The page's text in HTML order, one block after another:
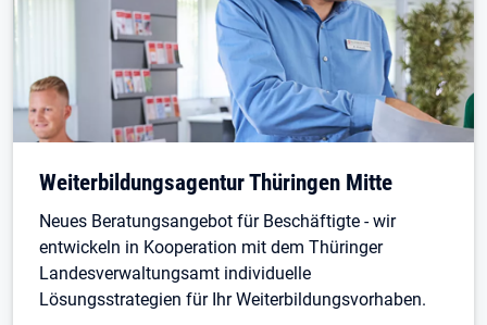
Weiterbildungsagentur Thüringen Mitte
Neues Beratungsangebot für Beschäftigte - wir
entwickeln in Kooperation mit dem Thüringer
Landesverwaltungsamt individuelle
Lösungsstrategien für Ihr Weiterbildungsvorhaben.